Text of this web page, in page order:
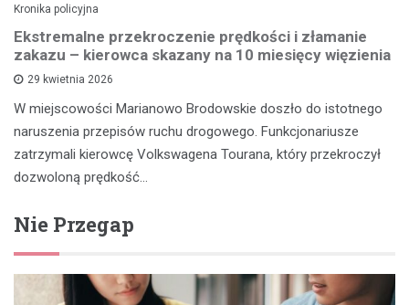
Kronika policyjna
Ekstremalne przekroczenie prędkości i złamanie
zakazu – kierowca skazany na 10 miesięcy więzienia
29 kwietnia 2026
W miejscowości Marianowo Brodowskie doszło do istotnego
naruszenia przepisów ruchu drogowego. Funkcjonariusze
zatrzymali kierowcę Volkswagena Tourana, który przekroczył
dozwoloną prędkość…
Nie Przegap